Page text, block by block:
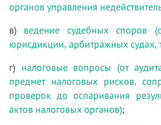
органов управления
в) ведение судебных споров
юрисдикции, арбитражных судах,
г) налоговые вопросы (от
предмет налоговых рисков,
проверок до оспаривания
актов налоговых органов);